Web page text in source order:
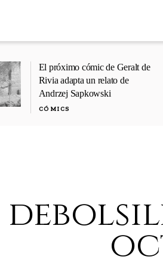
El próximo cómic de Geralt de
Rivia adapta un relato de
Andrzej Sapkowski
CÓMICS